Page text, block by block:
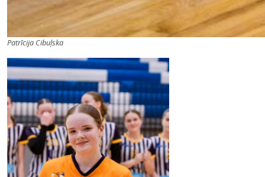
Patrīcija Cibuļska